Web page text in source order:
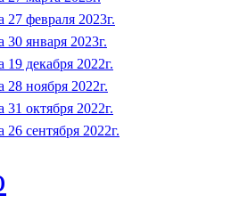
27 февраля 2023г.
30 января 2023г.
19 декабря 2022г.
28 ноября 2022г.
31 октября 2022г.
26 сентября 2022г.